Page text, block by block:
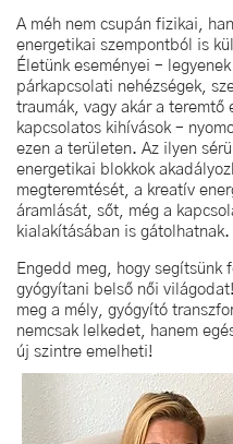
A méh nem csupán fizikai,
energetikai szempontból is
Életünk eseményei –
párkapcsolati nehézségek,
traumák, vagy akár a teremtő
kapcsolatos kihívások –
ezen a területen. Az ilyen
energetikai blokkok
megteremtését, a kreatív
áramlását, sőt, még a
kialakításában is gátolhatnak.
Engedd meg, hogy segítsünk
gyógyítani belső női
meg a mély, gyógyító
nemcsak lelkedet, hanem
új szintre emelheti!